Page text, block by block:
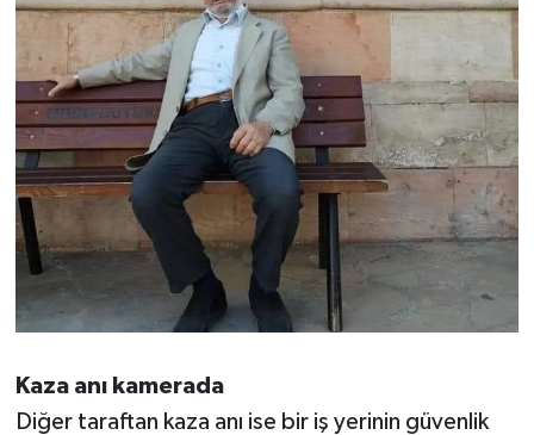
Kaza anı kamerada
Diğer taraftan kaza anı ise bir iş yerinin güvenlik